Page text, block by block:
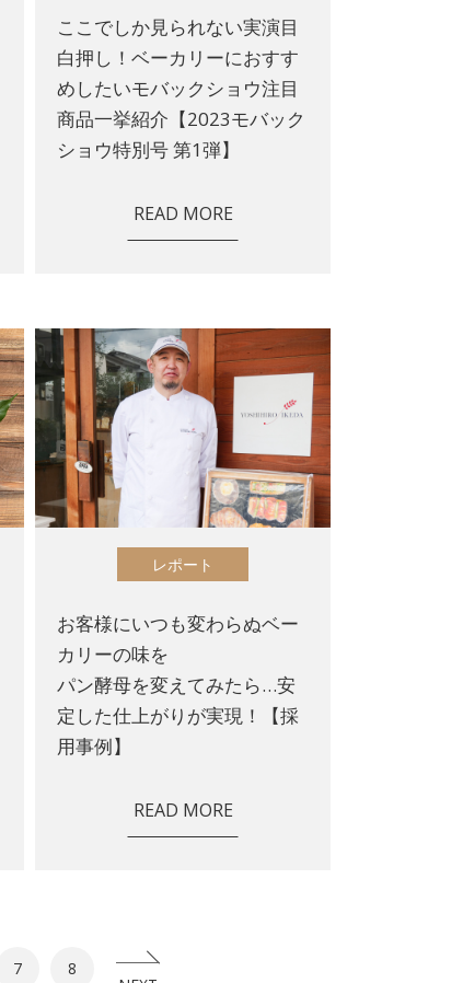
ここでしか見られない実演目
白押し！ベーカリーにおすす
めしたいモバックショウ注目
商品一挙紹介【2023モバック
ショウ特別号 第1弾】
READ MORE
レポート
お客様にいつも変わらぬベー
カリーの味を
パン酵母を変えてみたら…安
定した仕上がりが実現！【採
用事例】
READ MORE
7 8